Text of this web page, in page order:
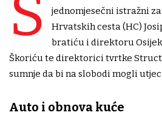
jednomjesečni istražni
Hrvatskih cesta (HC)
bratiću i direktoru
Škoriću te direktorici tvrtke
sumnje da bi na slobodi mogli
Auto i obnova kuće